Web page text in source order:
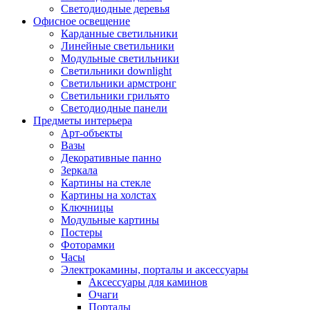
Светодиодные деревья
Офисное освещение
Карданные светильники
Линейные светильники
Модульные светильники
Светильники downlight
Светильники армстронг
Светильники грильято
Светодиодные панели
Предметы интерьера
Арт-объекты
Вазы
Декоративные панно
Зеркала
Картины на стекле
Картины на холстах
Ключницы
Модульные картины
Постеры
Фоторамки
Часы
Электрокамины, порталы и аксессуары
Аксессуары для каминов
Очаги
Порталы